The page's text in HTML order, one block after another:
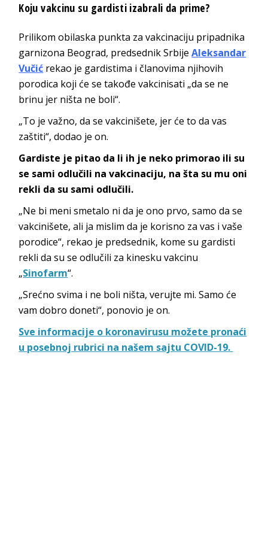
Koju vakcinu su gardisti izabrali da prime?
Prilikom obilaska punkta za vakcinaciju pripadnika
garnizona Beograd, predsednik SrbijeAleksandar
Vučić rekao je gardistima i članovima njihovih
porodica koji će se takođe vakcinisati „da se ne
brinu jer ništa ne boli“.
„To je važno, da se vakcinišete, jer će to da vas
zaštiti“, dodao je on.
Gardiste je pitao da li ih je neko primorao ili su
se sami odlučili na vakcinaciju, na šta su mu oni
rekli da su sami odlučili.
„Ne bi meni smetalo ni da je ono prvo, samo da se
vakcinišete, ali ja mislim da je korisno za vas i vaše
porodice“, rekao je predsednik, kome su gardisti
rekli da su se odlučili za kinesku vakcinu
„Sinofarm“.
„Srećno svima i ne boli ništa, verujte mi. Samo će
vam dobro doneti“, ponovio je on.
Sve informacije o koronavirusu možete pronaći
u posebnoj rubrici na našem sajtu COVID-19.